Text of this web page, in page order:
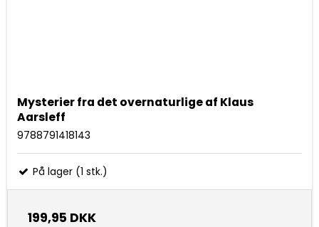
Mysterier fra det overnaturlige af Klaus
Aarsleff
9788791418143
På lager (1 stk.)
199,95 DKK